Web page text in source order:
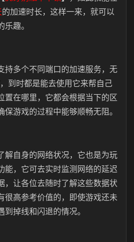
的加速时长，这样一来，就可以
趣。
持多个不同端口的加速服务，无
到时都是能去使用它来帮自己
置在哪里，它都会根据当下的区
游戏的过程中能够顺畅无阻。
解自身的网络状况，它也是为玩
能，它可去实时监测网络的延迟
，让各位去随时了解这些数据状
很高参考价值的，即使游戏还未
掉线和闪退的情况。